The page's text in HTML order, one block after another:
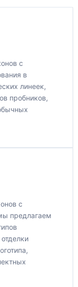
с
в
линеек,
пробников,
с
предлагаем